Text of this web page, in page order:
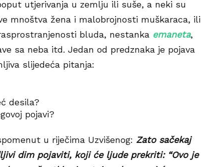
utjerivanja u zemlju ili suše, a neki su
mnoštva žena i malobrojnosti muškaraca, ili
bluda, nestanka emaneta,
sa neba itd. Jedan od predznaka je pojava
slijedeća pitanja:
desila?
pojavi?
u riječima Uzvišenog: Zato sačekaj
dim pojaviti, koji će ljude prekriti: “Ovo je